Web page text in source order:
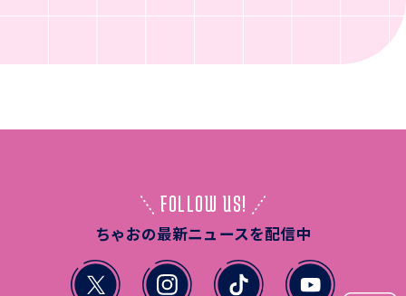
FOLLOW US!
ちゃおの最新ニュースを配信中